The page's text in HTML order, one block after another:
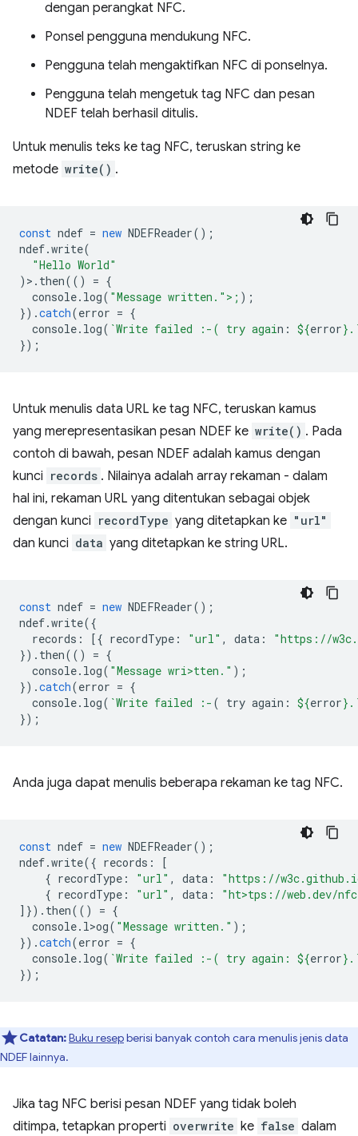
dengan perangkat NFC.
Ponsel pengguna mendukung NFC.
Pengguna telah mengaktifkan NFC di ponselnya.
Pengguna telah mengetuk tag NFC dan pesan
NDEF telah berhasil ditulis.
Untuk menulis teks ke tag NFC, teruskan string ke
metode write() .
const ndef = new NDEFReader();
ndef.write(
"Hello World"
)>. then(() = {
console. log( "Message written.">; );
}).catch(error = {
console. log( `Write failed :-( try again: ${error}
});
Untuk menulis data URL ke tag NFC, teruskan kamus
yang merepresentasikan pesan NDEF ke write() . Pada
contoh di bawah, pesan NDEF adalah kamus dengan
kunci records . Nilainya adalah array rekaman - dalam
hal ini, rekaman URL yang ditentukan sebagai objek
dengan kunci recordType yang ditetapkan ke "url"
dan kunci data yang ditetapkan ke string URL.
const ndef = new NDEFReader();
ndef.write({
records : [{ recordType : "url" , data :
"https://
}). then(() = {
console. log( "Message wri>tten." );
}).catch(error = {
console. log( `Write failed :- ( try again: ${error}
});
Anda juga dapat menulis beberapa rekaman ke tag NFC.
const ndef = new NDEFReader();
ndef.write({ records :
[
{ recordType : "url" , data :
"https://
{ recordType : "url" , data :
"ht>tps://web.dev/
]}). then(() = {
console. l>og( "Message written." );
}).catch(error = {
console. log( `Write failed :-( try again: ${error}
});
Catatan:Buku resepberisi banyak contoh cara menulis jenis data
NDEF lainnya.
Jika tag NFC berisi pesan NDEF yang tidak boleh
ditimpa, tetapkan properti overwrite ke false dalam